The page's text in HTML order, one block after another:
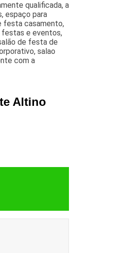
qualificada, a
espaço para
festa casamento,
festas e eventos,
de festa de
salao
com a
Altino